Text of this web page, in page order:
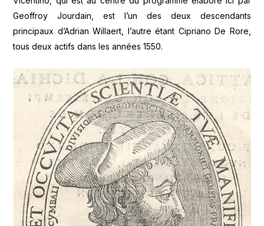
Geoffroy Jourdain, est l’un des deux descendants
principaux d’Adrian Willaert, l’autre étant Cipriano De Rore,
tous deux actifs dans les années 1550.